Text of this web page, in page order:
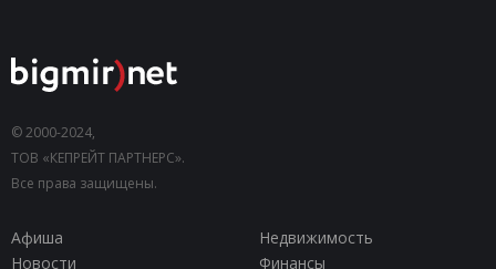
© 2000-2024,
ТОВ «КЕПРЕЙТ ПАРТНЕРС».
Все права защищены.
Афиша
Недвижимость
Новости
Финансы